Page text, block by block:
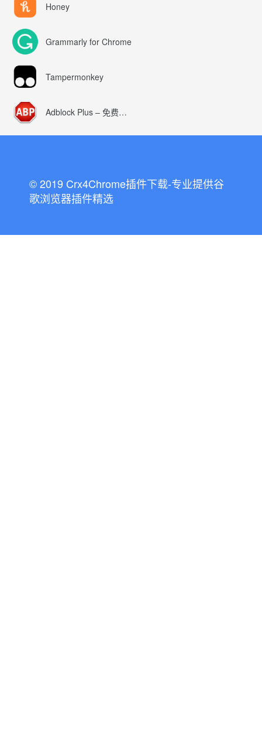
Honey
Grammarly for Chrome
Tampermonkey
Adblock Plus – 免费的广告拦截器
© 2019 Crx4Chrome插件下载-专业提供谷
歌浏览器插件精选